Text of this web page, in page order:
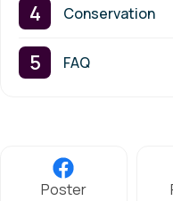
Conservation
FAQ
Poster